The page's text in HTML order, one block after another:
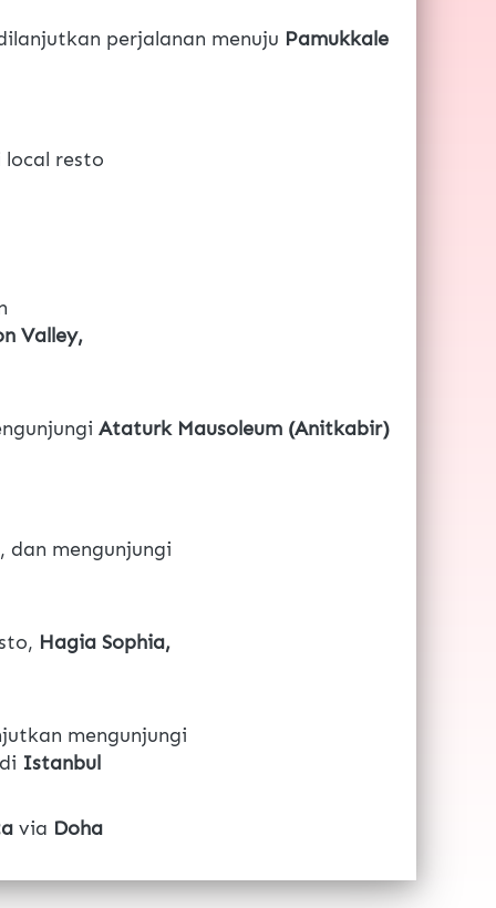
perjalanan menuju
resto
Valley,
dan mengunjungi
Hagia Sophia,
mengunjungi
Istanbul
via Doha